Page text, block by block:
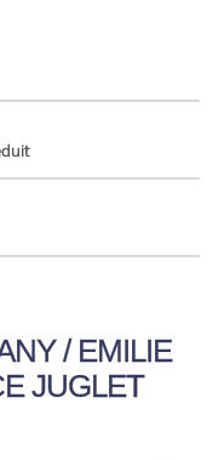
/ EMILIE
JUGLET